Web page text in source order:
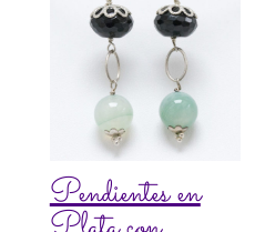
Pendientes en